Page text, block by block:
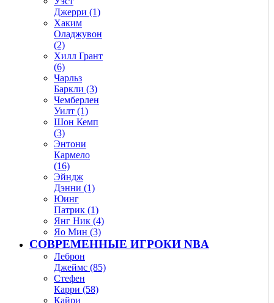
Джерри (1)
Хаким
Оладжувон
(2)
Хилл Грант
(6)
Чарльз
Баркли (3)
Чемберлен
Уилт (1)
Шон Кемп
(3)
Энтони
Кармело
(16)
Эйндж
Дэнни (1)
Юинг
Патрик (1)
Янг Ник (4)
Яо Мин (3)
СОВРЕМЕННЫЕ ИГРОКИ NBA
Леброн
Джеймс (85)
Стефен
Карри (58)
Кайри